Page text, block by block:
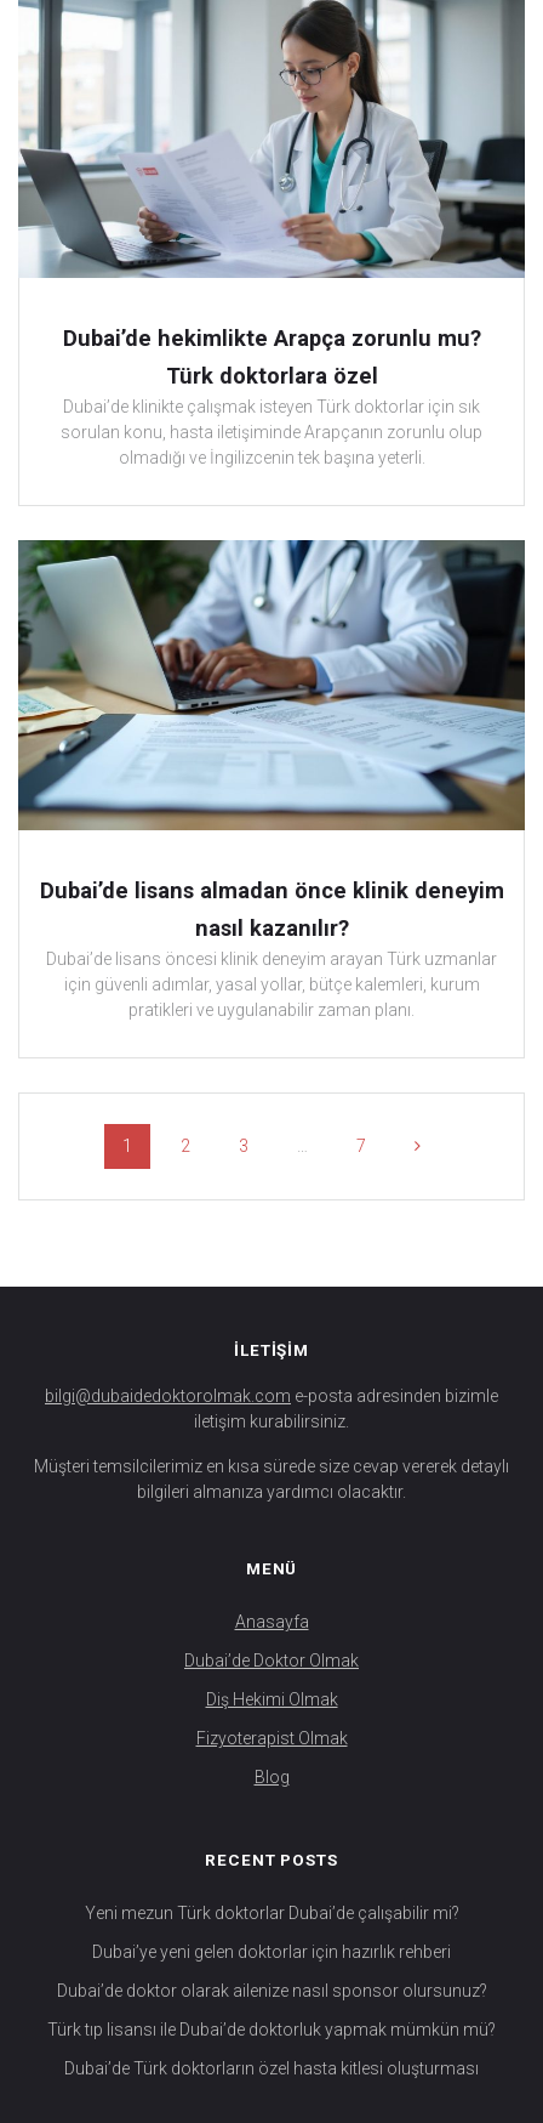
Dubai’de hekimlikte Arapça zorunlu mu?
Türk doktorlara özel
Dubai’de klinikte çalışmak isteyen Türk doktorlar için sık
sorulan konu, hasta iletişiminde Arapçanın zorunlu olup
olmadığı ve İngilizcenin tek başına yeterli.
Dubai’de lisans almadan önce klinik deneyim
nasıl kazanılır?
Dubai’de lisans öncesi klinik deneyim arayan Türk uzmanlar
için güvenli adımlar, yasal yollar, bütçe kalemleri, kurum
pratikleri ve uygulanabilir zaman planı.
Posts
navigation
Page
1 Page
2 Page
3 … Page
7
İLETİŞİM
bilgi@dubaidedoktorolmak.com e-posta adresinden bizimle
iletişim kurabilirsiniz.
Müşteri temsilcilerimiz en kısa sürede size cevap vererek detaylı
bilgileri almanıza yardımcı olacaktır.
MENÜ
Anasayfa
Dubai’de Doktor Olmak
Diş Hekimi Olmak
Fizyoterapist Olmak
Blog
RECENT POSTS
Yeni mezun Türk doktorlar Dubai’de çalışabilir mi?
Dubai’ye yeni gelen doktorlar için hazırlık rehberi
Dubai’de doktor olarak ailenize nasıl sponsor olursunuz?
Türk tıp lisansı ile Dubai’de doktorluk yapmak mümkün mü?
Dubai’de Türk doktorların özel hasta kitlesi oluşturması